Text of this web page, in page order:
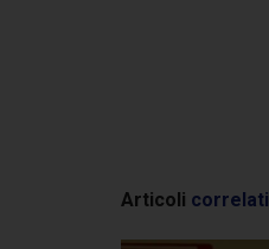
Articoli correlati